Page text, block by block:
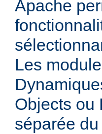
Apache
Les
Objects ou
séparée